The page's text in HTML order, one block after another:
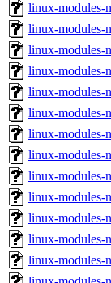
linux-modules-
linux-modules-
linux-modules-
linux-modules-
linux-modules-
linux-modules-
linux-modules-
linux-modules-
linux-modules-
linux-modules-
linux-modules-
linux-modules-
linux-modules-